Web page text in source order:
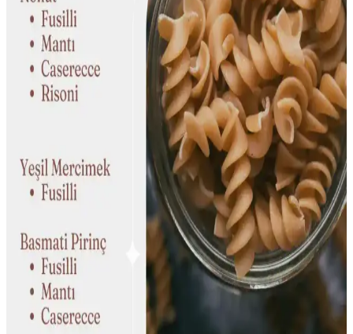
sunar. Farklı baklagiller, sebzeler ve soslarla çeşitlendirilerek lezzetli
ve doyurucu alternatifler oluşturulur.
Kronik Kabızlıkta Orta Düzey Lif İçeren Dengeli
Öğünler ve Beslenme Önerileri
Kronik kabızlıkta aşırı lif tüketimi yerine orta düzey lif içeren,
çözünür ve çözünmez lif dengesi sağlayan öğünler önerilir. Sağlıklı
yağlar, fermente gıdalar ve yeterli su tüketimi kabızlığı azaltabilir.
Toplu Yemek Bileşenleri Hazırlama Yöntemi: Zaman
ve Enerji Tasarrufu Sağlayan Pratik Çözüm
Toplu yemek bileşenleri hazırlama yöntemi, zor ve uzun süren
yemek parçalarını önceden hazırlayıp dondurarak zaman ve enerji
tasarrufu sağlar. Bu yöntem, yemek çeşitliliğini artırırken, yoğun
yaşam temposuna uygun pratik çözümler sunar.
Evde Sağlıklı ve Ekonomik Smoothie Hazırlama
Yöntemleri ve Tarifleri